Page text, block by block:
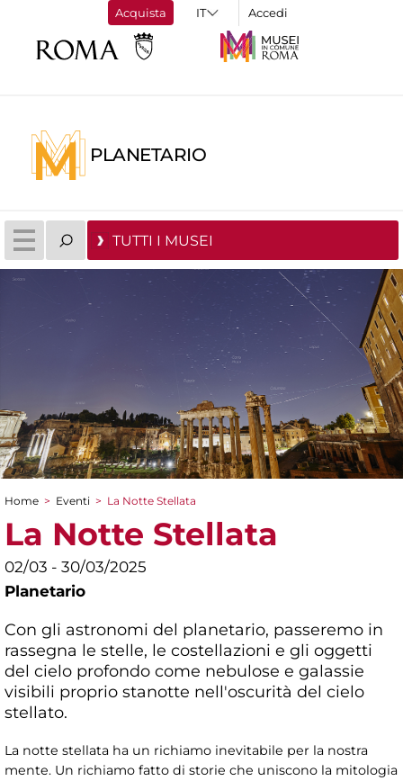
Acquista Accedi
PLANETARIO
TUTTI I MUSEI
Tu sei qui
Home > Eventi > La Notte Stellata
La Notte Stellata
02/03 - 30/03/2025
Planetario
Con gli astronomi del planetario, passeremo in
rassegna le stelle, le costellazioni e gli oggetti
del cielo profondo come nebulose e galassie
visibili proprio stanotte nell'oscurità del cielo
stellato.
La notte stellata ha un richiamo inevitabile per la nostra
mente. Un richiamo fatto di storie che uniscono la mitologia